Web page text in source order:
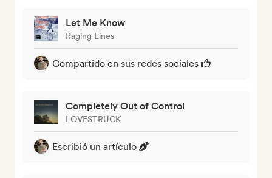
Let Me Know
Raging Lines
Compartido en sus redes sociales
Completely Out of Control
LOVESTRUCK
Escribió un artículo